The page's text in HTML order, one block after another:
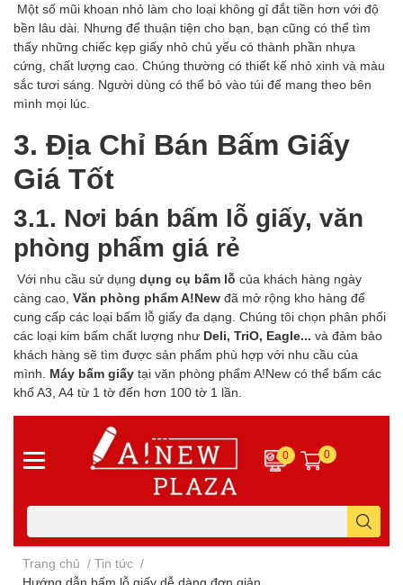
Một số mũi khoan nhỏ làm cho loại không gỉ đắt tiền hơn với độ
bền lâu dài. Nhưng để thuận tiện cho bạn, bạn cũng có thể tìm
thấy những chiếc kẹp giấy nhỏ chủ yếu có thành phần nhựa
cứng, chất lượng cao. Chúng thường có thiết kế nhỏ xinh và màu
sắc tươi sáng. Người dùng có thể bỏ vào túi để mang theo bên
mình mọi lúc.
3. Địa Chỉ Bán Bấm Giấy
Giá Tốt
3.1. Nơi bán bấm lỗ giấy, văn
phòng phẩm giá rẻ
Với nhu cầu sử dụng dụng cụ bấm lỗ của khách hàng ngày
càng cao, Văn phòng phẩm A!New đã mở rộng kho hàng để
cung cấp các loại bấm lỗ giấy đa dạng. Chúng tôi chọn phân phối
các loại kim bấm chất lượng như Deli, TriO, Eagle... và đảm bảo
khách hàng sẽ tìm được sản phẩm phù hợp với nhu cầu của
mình. Máy bấm giấy tại văn phòng phẩm A!New có thể bấm các
khổ A3, A4 từ 1 tờ đến hơn 100 tờ 1 lần.